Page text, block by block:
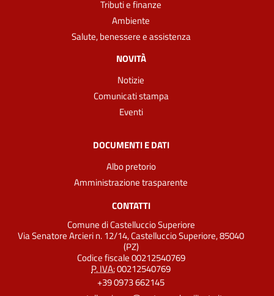
Tributi e finanze
Ambiente
Salute, benessere e assistenza
NOVITÀ
Notizie
Comunicati stampa
Eventi
DOCUMENTI E DATI
Albo pretorio
Amministrazione trasparente
CONTATTI
Comune di Castelluccio Superiore
Via Senatore Arcieri n. 12/14, Castelluccio Superiore, 85040
(PZ)
Codice fiscale 00212540769
P. IVA:00212540769
+39 0973 662145